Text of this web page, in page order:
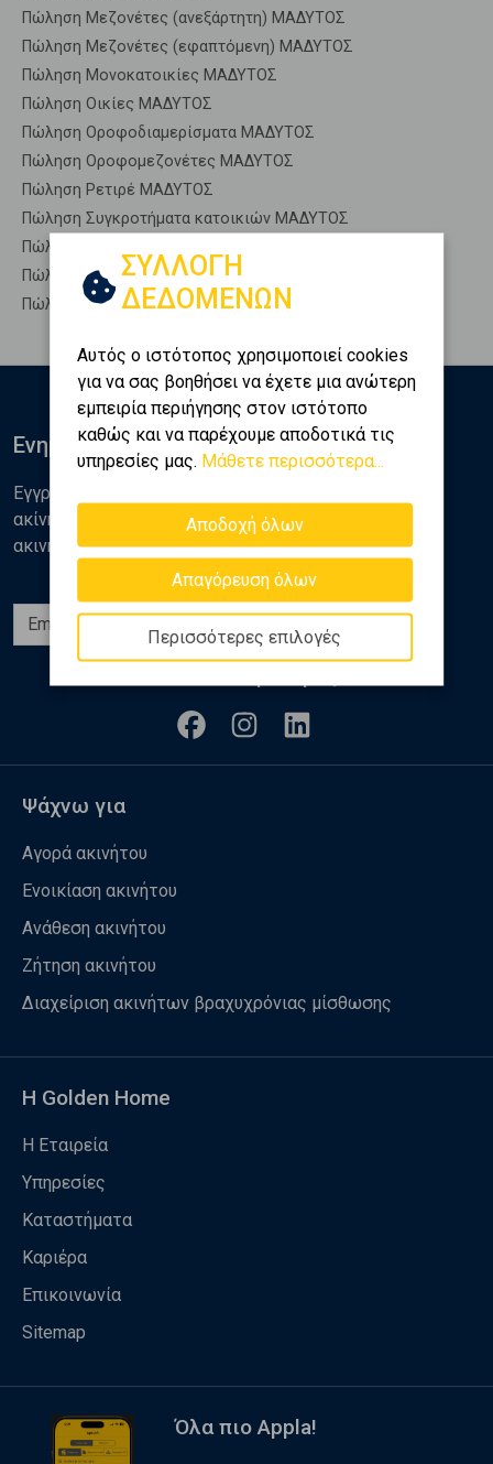
Πώληση Μεζονέτες (ανεξάρτητη) ΜΑΔΥΤΟΣ
Πώληση Μεζονέτες (εφαπτόμενη) ΜΑΔΥΤΟΣ
Πώληση Μονοκατοικίες ΜΑΔΥΤΟΣ
Πώληση Οικίες ΜΑΔΥΤΟΣ
Πώληση Οροφοδιαμερίσματα ΜΑΔΥΤΟΣ
Πώληση Οροφομεζονέτες ΜΑΔΥΤΟΣ
Πώληση Ρετιρέ ΜΑΔΥΤΟΣ
Πώληση Συγκροτήματα κατοικιών ΜΑΔΥΤΟΣ
Πώληση Υπόγεια ΜΑΔΥΤΟΣ
Πώληση Υπόσκαφα ΜΑΔΥΤΟΣ
Πώληση Υπολ. υψουν ΜΑΔΥΤΟΣ
ΣΥΛΛΟΓΗ
ΔΕΔΟΜΕΝΩΝ
Αυτός ο ιστότοπος χρησιμοποιεί cookies
για να σας βοηθήσει να έχετε μια ανώτερη
εμπειρία περιήγησης στον ιστότοπο
καθώς και να παρέχουμε αποδοτικά τις
υπηρεσίες μας. Μάθετε περισσότερα...
Αποδοχή όλων
Απαγόρευση όλων
Περισσότερες επιλογές
Ενημερωθείτε
Εγγραφείτε στο newsletter της Golden Home για νέα
ακίνητα, αναλύσεις και διάφορα θέματα της αγοράς
ακινήτων
Ψάχνω για
Αγορά ακινήτου
Ενοικίαση ακινήτου
Ανάθεση ακινήτου
Ζήτηση ακινήτου
Διαχείριση ακινήτων βραχυχρόνιας μίσθωσης
Η Golden Home
Η Εταιρεία
Υπηρεσίες
Καταστήματα
Καριέρα
Επικοινωνία
Sitemap
Όλα πιο Appla!